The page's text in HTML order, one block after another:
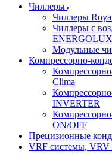
Чиллеры
Чиллеры
Чиллеры с
ENERGOLUX
Модульные
Компрессорно-
Clima
INVERTER
ON/OFF
Прецизионные
VRF системы, VRV